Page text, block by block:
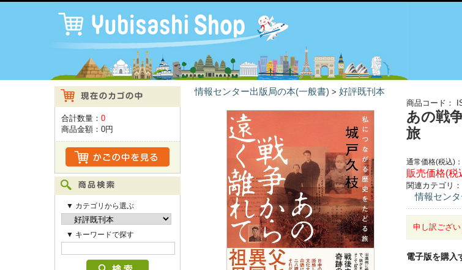
合計数量： 0
商品金額： 0円
▼ カテゴリから選ぶ
▼ キーワードで探す
情報センター出版局の本(一般書) > 好評既刊本
商品コード：
あの戦
旅
通常価格(税込)：
販売価格(税
関連カテゴリ：
情報セン
申し訳ござい
電子版を購入